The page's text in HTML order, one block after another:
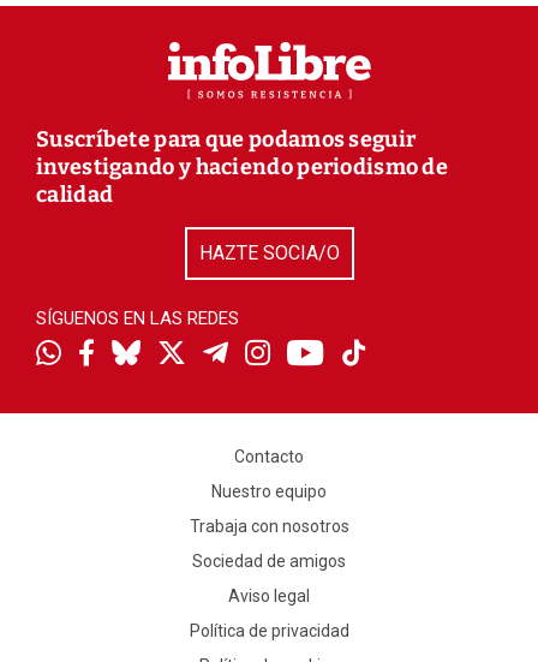
Suscríbete para que podamos seguir
investigando y haciendo periodismo de
calidad
HAZTE SOCIA/O
SÍGUENOS EN LAS REDES
Contacto
Nuestro equipo
Trabaja con nosotros
Sociedad de amigos
Aviso legal
Política de privacidad